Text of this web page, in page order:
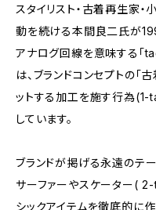
スタイリスト・古着再生家・
動を続ける本間良二氏が
アナログ回線を意味する「
は、ブランドコンセプトの「
ットする加工を施す行為(1-
しています。
ブランドが掲げる永遠のテー
サーファーやスケーター(
シックアイテムを徹底的に